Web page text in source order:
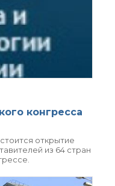
конгресса
открытие
из 64 стран